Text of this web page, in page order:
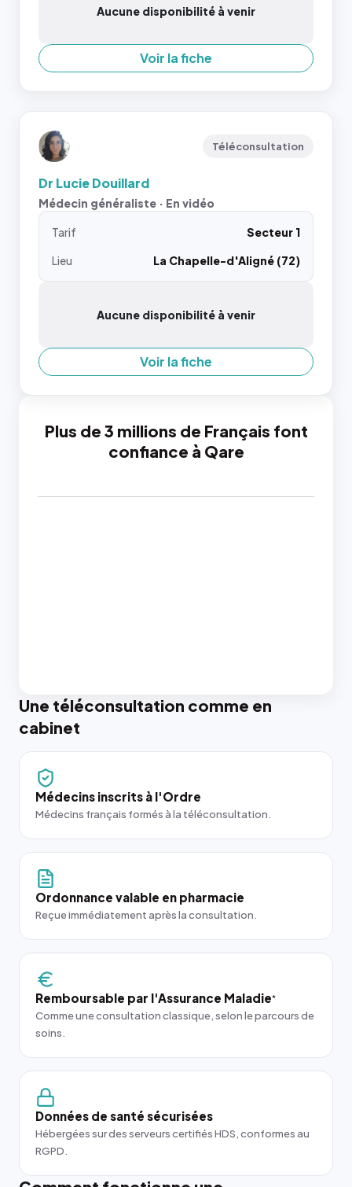
Aucune disponibilité à venir
Voir la fiche
Téléconsultation
Dr Lucie Douillard
Médecin généraliste · En vidéo
Tarif
Secteur 1
Lieu
La Chapelle-d'Aligné (72)
Aucune disponibilité à venir
Voir la fiche
Plus de 3 millions de Français font
confiance à Qare
Une téléconsultation comme en
cabinet
Médecins inscrits à l'Ordre
Médecins français formés à la téléconsultation.
Ordonnance valable en pharmacie
Reçue immédiatement après la consultation.
Remboursable par l'Assurance Maladie*
Comme une consultation classique, selon le parcours de
soins.
Données de santé sécurisées
Hébergées sur des serveurs certifiés HDS, conformes au
RGPD.